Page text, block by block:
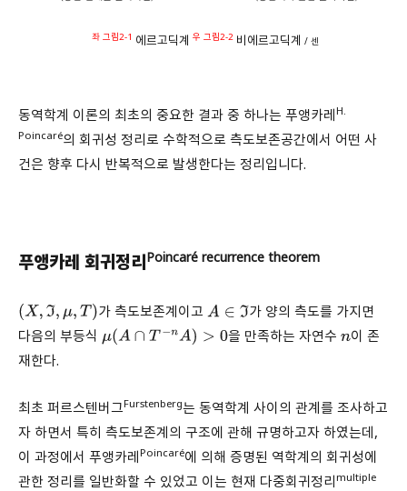
좌 그림2-1 에르고딕계 우 그림2-2 비에르고딕계 / 센
동역학계 이론의 최초의 중요한 결과 중 하나는 푸앵카레H.
Poincaré의 회귀성 정리로 수학적으로 측도보존공간에서 어떤 사
건은 향후 다시 반복적으로 발생한다는 정리입니다.
푸앵카레 회귀정리Poincaré recurrence theorem
(X,ℑ, μ,T) 가 측도보존계이고 A∈ℑ
가 양의 측도를 가지면
다음의 부등식 μ(A∩ T−nA)>0 을 만족하는 자연수n이 존
재한다.
최초 퍼르스텐버그Furstenberg는 동역학계 사이의 관계를 조사하고
자 하면서 특히 측도보존계의 구조에 관해 규명하고자 하였는데,
이 과정에서 푸앵카레Poincaré에 의해 증명된 역학계의 회귀성에
관한 정리를 일반화할 수 있었고 이는 현재 다중회귀정리multiple